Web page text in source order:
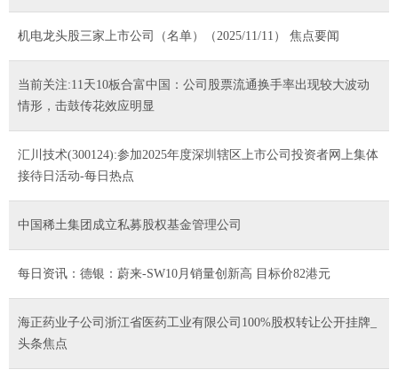
机电龙头股三家上市公司（名单）（2025/11/11） 焦点要闻
当前关注:11天10板合富中国：公司股票流通换手率出现较大波动
情形，击鼓传花效应明显
汇川技术(300124):参加2025年度深圳辖区上市公司投资者网上集体
接待日活动-每日热点
中国稀土集团成立私募股权基金管理公司
每日资讯：德银：蔚来-SW10月销量创新高 目标价82港元
海正药业子公司浙江省医药工业有限公司100%股权转让公开挂牌_
头条焦点